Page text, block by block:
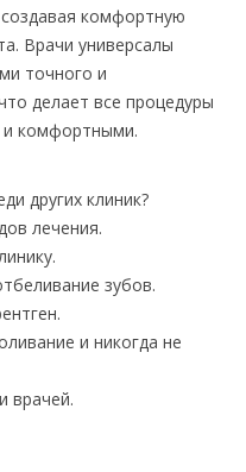
комфортную
Врачи универсалы
точного и
делает все процедуры
и комфортными.
других клиник?
лечения.
зубов.
и никогда не
врачей.